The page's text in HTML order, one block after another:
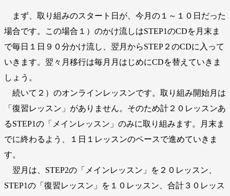
まず、取り組みのスタート日が、今月の１～１０日だった
場合です。この場合１）のかけ流しはSTEP1のCDを月末ま
で毎日１日９０分かけ流し、翌月からSTEP２のCDに入って
いきます。翌々月移行は毎月月はじめにCDを替えていきま
しょう。
続いて２）のオンラインレッスンです。取り組み開始月は
「復習レッスン」がありません。そのため計２０レッスンあ
るSTEP1の「メインレッスン」のみに取り組みます。月末ま
でに終わるよう、１日１レッスンのペースで進めていきま
す。
翌月は、STEP2の「メインレッスン」を２０レッスン、
STEP1の「復習レッスン」を１０レッスン、合計３０レッス